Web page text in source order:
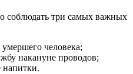
соблюдать три самых важных
человека;
накануне проводов;
напитки.